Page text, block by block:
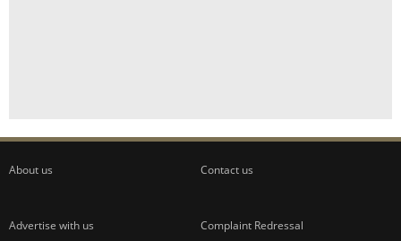
About us Contact us
Advertise with us Complaint Redressal